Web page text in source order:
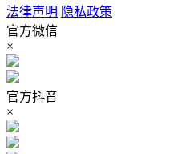
法律声明 隐私政策
官方微信
×
官方抖音
×